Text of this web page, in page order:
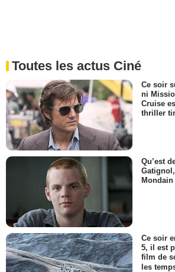
Toutes les actus Ciné
Ce soir
ni
Cruise
thriller
Qu’est
Ce soir
5, il est
film de
les